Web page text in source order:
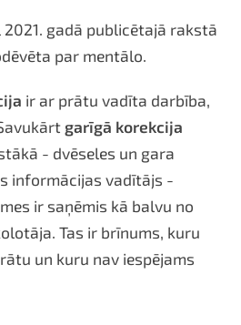
gadā publicētajā rakstā
par mentālo.
ir ar prātu vadīta darbība,
garīgā korekcija
- dvēseles un gara
informācijas vadītājs -
ir saņēmis kā balvu no
Tas ir brīnums, kuru
un kuru nav iespējams